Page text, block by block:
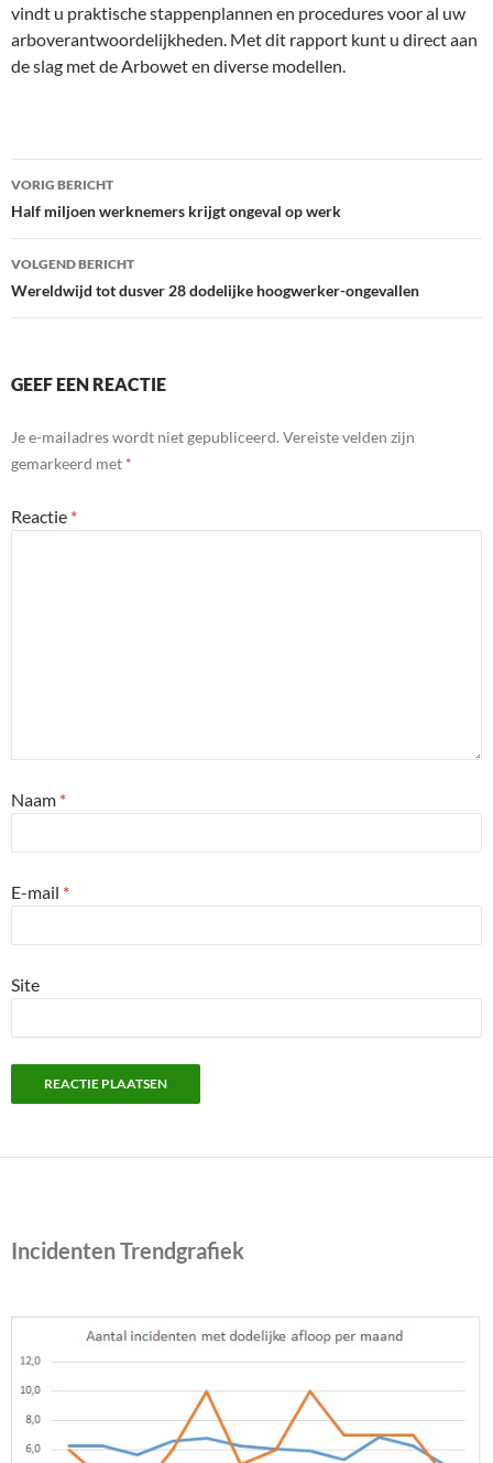
vindt u praktische stappenplannen en procedures voor al uw
arboverantwoordelijkheden. Met dit rapport kunt u direct aan
de slag met de Arbowet en diverse modellen.
Bericht
navigatie
VORIG BERICHT
Half miljoen werknemers krijgt ongeval op werk
VOLGEND BERICHT
Wereldwijd tot dusver 28 dodelijke hoogwerker-ongevallen
GEEF EEN REACTIE
Je e-mailadres wordt niet gepubliceerd. Vereiste velden zijn
gemarkeerd met *
Reactie *
Naam *
E-mail *
Site
Incidenten Trendgrafiek